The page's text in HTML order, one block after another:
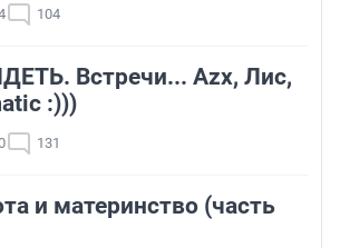
104
Встречи... Azx, Лис,
:)))
131
и материнство (часть